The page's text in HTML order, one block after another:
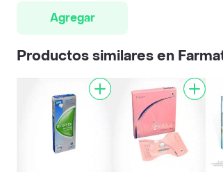
Agregar
Productos similares en